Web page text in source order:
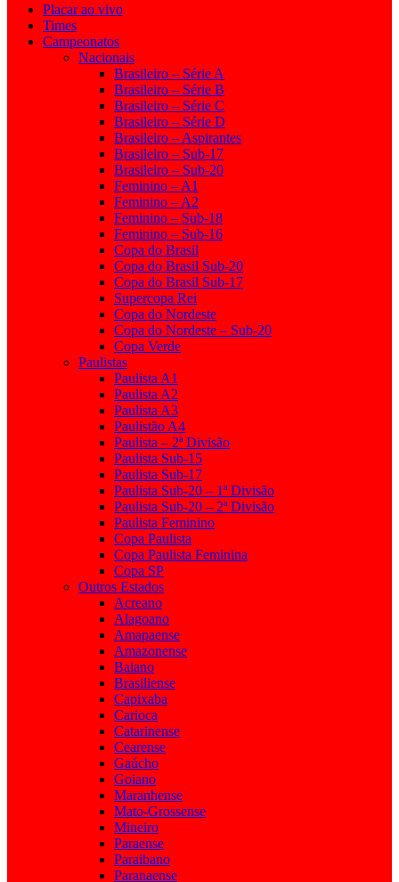
Placar ao vivo
Times
Campeonatos
Nacionais
Brasileiro – Série A
Brasileiro – Série B
Brasileiro – Série C
Brasileiro – Série D
Brasileiro – Aspirantes
Brasileiro – Sub-17
Brasileiro – Sub-20
Feminino – A1
Feminino – A2
Feminino – Sub-18
Feminino – Sub-16
Copa do Brasil
Copa do Brasil Sub-20
Copa do Brasil Sub-17
Supercopa Rei
Copa do Nordeste
Copa do Nordeste – Sub-20
Copa Verde
Paulistas
Paulista A1
Paulista A2
Paulista A3
Paulistão A4
Paulista – 2ª Divisão
Paulista Sub-15
Paulista Sub-17
Paulista Sub-20 – 1ª Divisão
Paulista Sub-20 – 2ª Divisão
Paulista Feminino
Copa Paulista
Copa Paulista Feminina
Copa SP
Outros Estados
Acreano
Alagoano
Amapaense
Amazonense
Baiano
Brasiliense
Capixaba
Carioca
Catarinense
Cearense
Gaúcho
Goiano
Maranhense
Mato-Grossense
Mineiro
Paraense
Paraibano
Paranaense